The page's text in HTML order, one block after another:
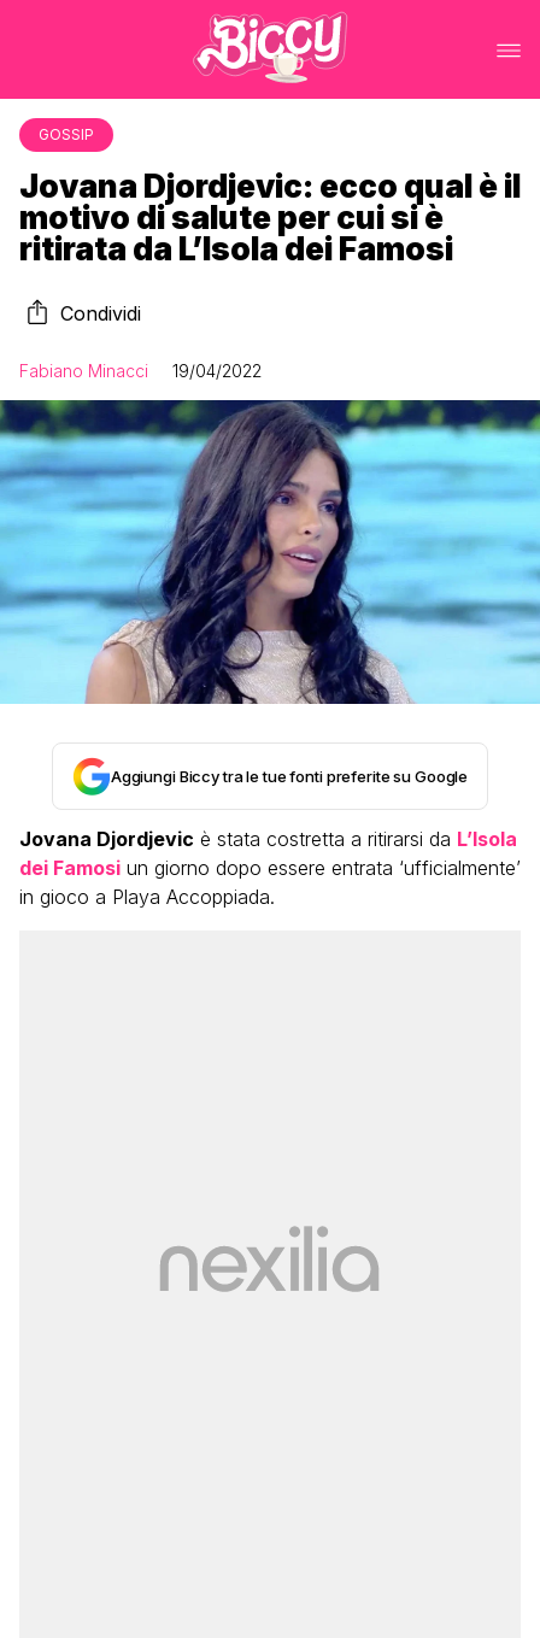
GOSSIP
Jovana Djordjevic: ecco qual è il
motivo di salute per cui si è
ritirata da L’Isola dei Famosi
Condividi
Fabiano Minacci 19/04/2022
Aggiungi Biccy tra le tue fonti preferite su Google
Jovana Djordjevic è stata costretta a ritirarsi da L’Isola
dei Famosi un giorno dopo essere entrata ‘ufficialmente’
in gioco a Playa Accoppiada.